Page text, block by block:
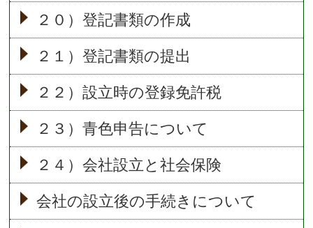
２０）登記書類の作成
２１）登記書類の提出
２２）設立時の登録免許税
２３）青色申告について
２４）会社設立と社会保険
会社の設立後の手続きについて